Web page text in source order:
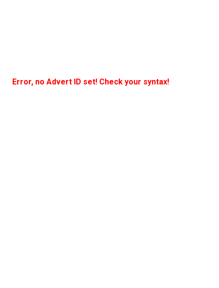
Error, no Advert ID set! Check your syntax!